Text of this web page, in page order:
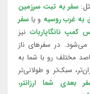
سفر به تبت سرزمین
به غرب روسیه و یا سفر
کمپ نانگاپاربات نیز
می‌شود. در سفرهای ناز
مختلف رو با شما به
سبک‌تر و طولانی‌تر
شما ارزانتر،